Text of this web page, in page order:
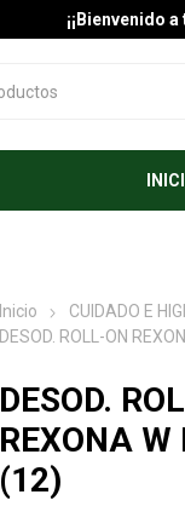
¡¡Bienvenido
Inicio CUIDADO E
DESOD. ROLL-ON
DESOD.
REXONA
(12)